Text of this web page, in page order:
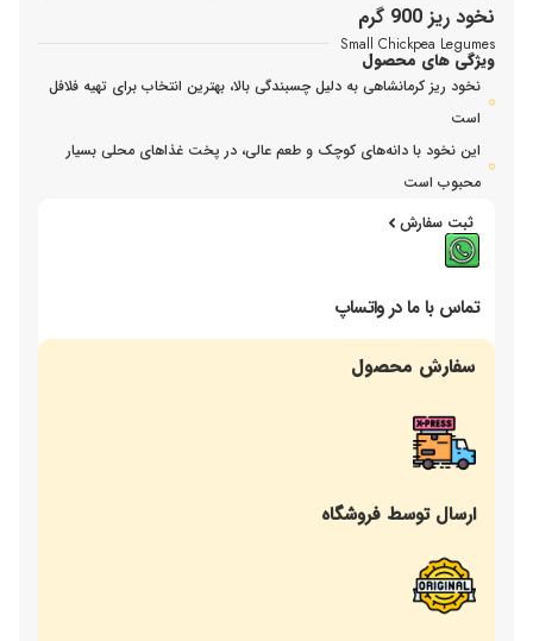
نخود ریز 900 گرم
Small Chickpea Legumes
ویژگی های محصول
نخود ریز کرمانشاهی به دلیل چسبندگی بالا، بهترین انتخاب برای تهیه فلافل
است
این نخود با دانه‌های کوچک و طعم عالی، در پخت غذاهای محلی بسیار
محبوب است
ثبت سفارش
تماس با ما در واتساپ
سفارش محصول
ارسال توسط فروشگاه